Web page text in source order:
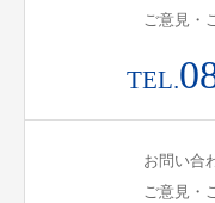
ご意見・
TEL.
お問い合
ご意見・